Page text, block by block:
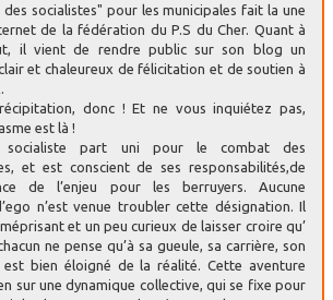
socialistes" pour les municipales fait la une
de la fédération du P.S du Cher. Quant à
il vient de rendre public sur son blog un
et chaleureux de félicitation et de soutien à
donc ! Et ne vous inquiétez pas,
est là !
part uni pour le combat des
et est conscient de ses responsabilités,de
de l’enjeu pour les berruyers. Aucune
n’est venue troubler cette désignation. Il
et un peu curieux de laisser croire qu’
ne pense qu’à sa gueule, sa carrière, son
est bien éloigné de la réalité. Cette aventure
sur une dynamique collective, qui se fixe pour